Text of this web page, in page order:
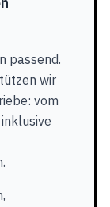
passend.
wir
vom